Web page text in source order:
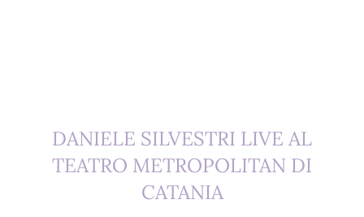
DANIELE SILVESTRI LIVE AL
TEATRO METROPOLITAN DI
CATANIA